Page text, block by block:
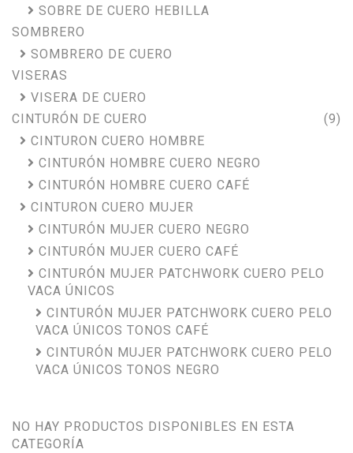
SOBRE DE CUERO HEBILLA
SOMBRERO
SOMBRERO DE CUERO
VISERAS
VISERA DE CUERO
CINTURÓN DE CUERO
(9)
CINTURON CUERO HOMBRE
CINTURÓN HOMBRE CUERO NEGRO
CINTURÓN HOMBRE CUERO CAFÉ
CINTURON CUERO MUJER
CINTURÓN MUJER CUERO NEGRO
CINTURÓN MUJER CUERO CAFÉ
CINTURÓN MUJER PATCHWORK CUERO PELO
VACA ÚNICOS
CINTURÓN MUJER PATCHWORK CUERO PELO
VACA ÚNICOS TONOS CAFÉ
CINTURÓN MUJER PATCHWORK CUERO PELO
VACA ÚNICOS TONOS NEGRO
NO HAY PRODUCTOS DISPONIBLES EN ESTA
CATEGORÍA